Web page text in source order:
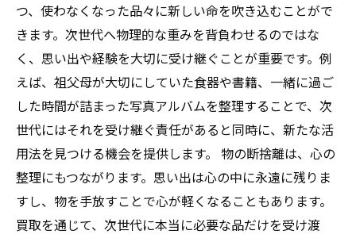
つ、使わなくなった品々に新しい命を吹き込むことがで
きます。次世代へ物理的な重みを背負わせるのではな
く、思い出や経験を大切に受け継ぐことが重要です。例
えば、祖父母が大切にしていた食器や書籍、一緒に過ご
した時間が詰まった写真アルバムを整理することで、次
世代にはそれを受け継ぐ責任があると同時に、新たな活
用法を見つける機会を提供します。 物の断捨離は、心の
整理にもつながります。思い出は心の中に永遠に残りま
すし、物を手放すことで心が軽くなることもあります。
買取を通じて、次世代に本当に必要な品だけを受け渡